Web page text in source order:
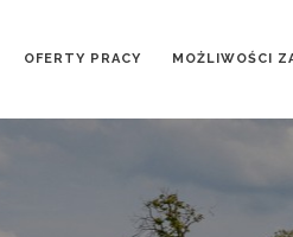
OFERTY PRACY MOŻLIWOŚCI